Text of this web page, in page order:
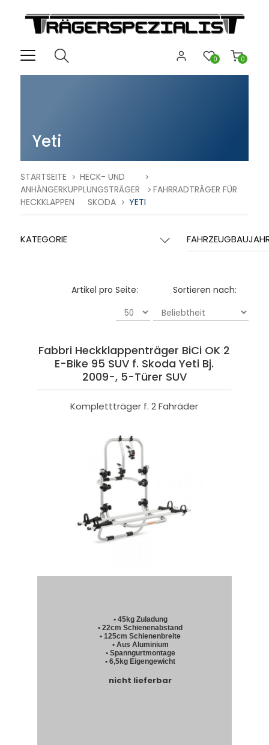
0
0
Yeti
STARTSEITE
HECK- UND
ANHÄNGERKUPPLUNGSTRÄGER
FAHRRADTRÄGER FÜR
HECKKLAPPEN
SKODA YETI
KATEGORIE
Sortieren nach:
Artikel pro Seite:
Fabbri Heckklappenträger BiCi OK 2
E-Bike 95 SUV f. Skoda Yeti Bj.
2009-, 5-Türer SUV
Komplettträger f. 2 Fahräder
• 45kg Zuladung
• 22cm Schienenabstand
• 125cm Schienenbreite
• Aus Aluminium
• Spanngurtmontage
• 6,5kg Eigengewicht
nicht lieferbar